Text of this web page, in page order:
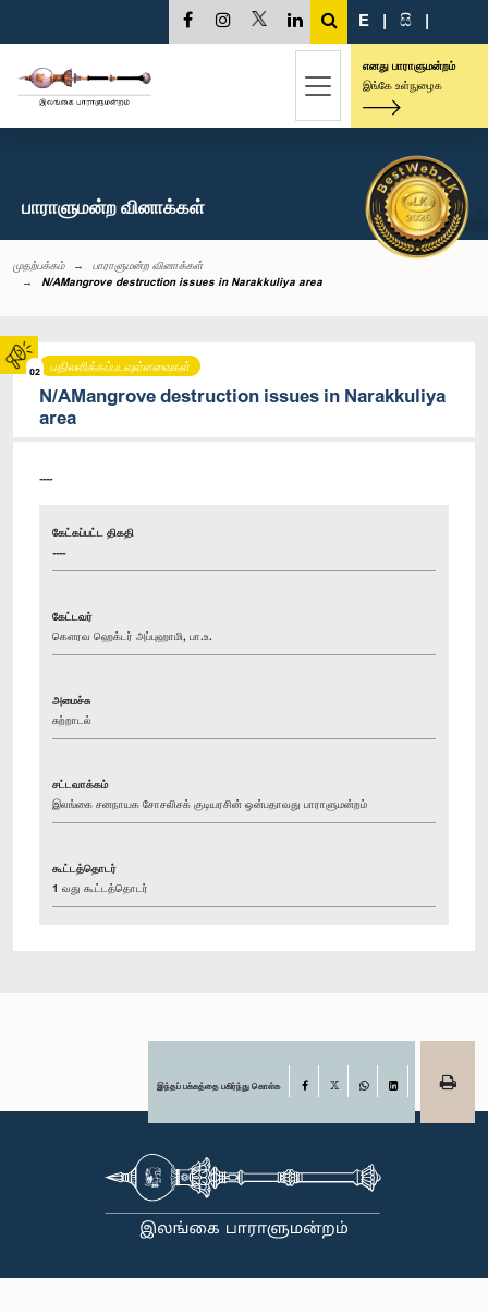
02
E | සි |
எனது பாராளுமன்றம்
இங்கே உள்நுழைக
பாராளுமன்ற வினாக்கள்
முதற்பக்கம்
பாராளுமன்ற வினாக்கள்
N/AMangrove destruction issues in Narakkuliya area
பதிலளிக்கப்படவுள்ளவைகள்
N/AMangrove destruction issues in Narakkuliya
area
----
கேட்கப்பட்ட திகதி
----
கேட்டவர்
கௌரவ ஹெக்டர் அப்புஹாமி, பா.உ.
அமைச்சு
சுற்றாடல்
சட்டவாக்கம்
இலங்கை சனநாயக சோசலிசக் குடியரசின் ஒன்பதாவது பாராளுமன்றம்
கூட்டத்தொடர்
1 வது கூட்டத்தொடர்
இந்தப் பக்கத்தை பகிர்ந்து கொள்க Facebook